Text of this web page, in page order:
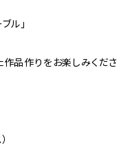
ル」
品作りをお楽しみくださ